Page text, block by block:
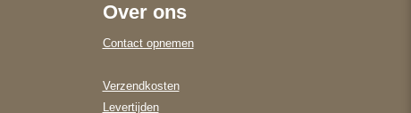
Over ons
Contact opnemen
Verzendkosten
Levertijden